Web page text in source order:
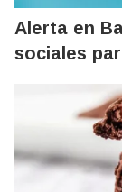
Alerta en
sociales